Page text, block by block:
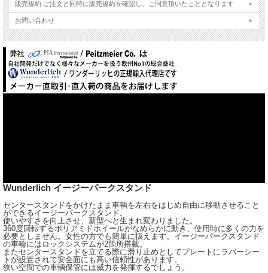
販売規約 ご注文と同時に販売規約を確認し、ご同意頂いたこととなります
お問い合わせ
Wunderlich イージーパークスタンド
センタースタンドをかけたまま車輌を左右をはじめ自由に移動させること
ができるイージーパークスタンド。
使いやすさを向上させ、新型へと生まれ変わりました。
360度回転するポリアミドホイールがなめらかに動き、使用時に多くの力を
必要としません。女性の方でも簡単に扱えます。イージーパークスタンド
の車輪にはロックシステムが2箇所搭載。
またセンタースタンドを立てる際に滑り止めとしてプレートにラバーシー
トが設置されて安全面にも高い信頼性があります。
狭い空間での車輌保管には威力を発揮するでしょう。